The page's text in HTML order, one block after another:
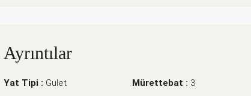
Ayrıntılar
Yat Tipi : Gulet Mürettebat : 3